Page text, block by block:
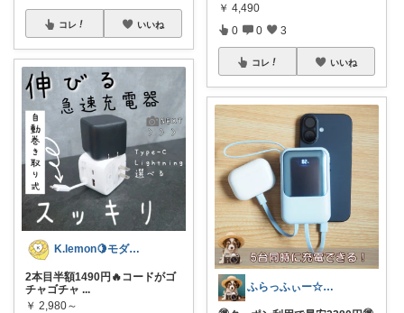
コレ いいね
K.lemon🍋モダン+家事楽+🐶
2本目半額1490円🔥コードがゴ
チャゴチャ ...
￥ 2,980～
￥ 4,490
0 0 3
コレ いいね
ふらっふぃー☆ナチュラルな暮らし☆